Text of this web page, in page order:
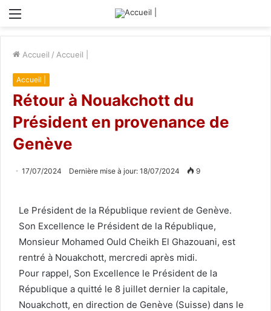
Menu
Accueil / Accueil |
Accueil |
Rétour à Nouakchott du
Président en provenance de
Genève
17/07/2024 Dernière mise à jour: 18/07/2024 9
Le Président de la République revient de Genève.
Son Excellence le Président de la République,
Monsieur Mohamed Ould Cheikh El Ghazouani, est
rentré à Nouakchott, mercredi après midi.
Pour rappel, Son Excellence le Président de la
République a quitté le 8 juillet dernier la capitale,
Nouakchott, en direction de Genève (Suisse) dans le